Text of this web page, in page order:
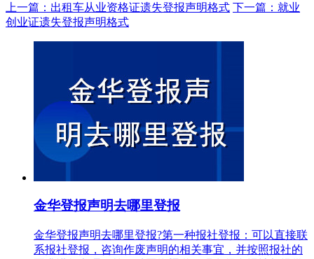
上一篇：出租车从业资格证遗失登报声明格式 下一篇：就业
创业证遗失登报声明格式
金华登报声明去哪里登报
金华登报声明去哪里登报?第一种报社登报：可以直接联
系报社登报，咨询作废声明的相关事宜，并按照报社的